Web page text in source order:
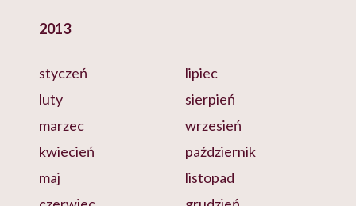
2013
styczeń
luty
marzec
kwiecień
maj
lipiec
sierpień
wrzesień
październik
listopad